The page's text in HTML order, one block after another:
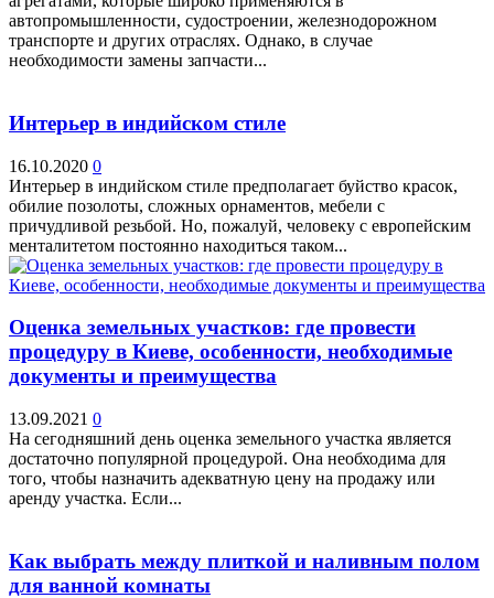
автопромышленности, судостроении, железнодорожном
транспорте и других отраслях. Однако, в случае
необходимости замены запчасти...
Интерьер в индийском стиле
16.10.2020 0
Интерьер в индийском стиле предполагает буйство красок,
обилие позолоты, сложных орнаментов, мебели с
причудливой резьбой. Но, пожалуй, человеку с европейским
менталитетом постоянно находиться таком...
Оценка земельных участков: где провести
процедуру в Киеве, особенности, необходимые
документы и преимущества
13.09.2021 0
На сегодняшний день оценка земельного участка является
достаточно популярной процедурой. Она необходима для
того, чтобы назначить адекватную цену на продажу или
аренду участка. Если...
Как выбрать между плиткой и наливным полом
для ванной комнаты